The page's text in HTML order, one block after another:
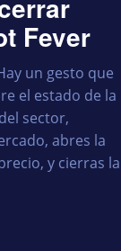
Fever
un gesto que
el estado de la
sector,
abres la
y cierras la